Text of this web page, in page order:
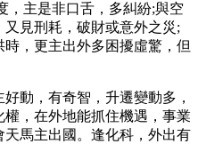
，主是非口舌，多糾紛;與空
見刑耗，破財或意外之災;
，更主出外多困擾虛驚，但
動，有奇智，升遷變動多，
，在外地能抓住機遇，事業
馬主出國。逢化科，外出有